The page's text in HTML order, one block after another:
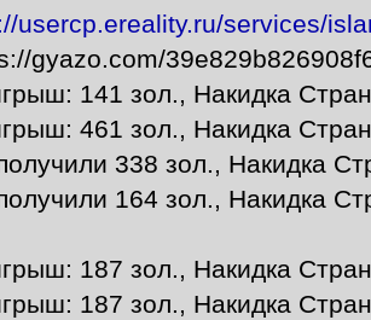
usercp.ereality.ru/services/
gyazo.com/
141 зол., Накидка
461 зол., Накидка
338 зол., Накидка
164 зол., Накидка
187 зол., Накидка
187 зол., Накидка